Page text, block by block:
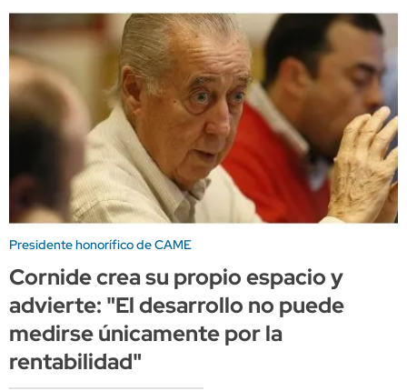
Presidente honorífico de CAME
Cornide crea su propio espacio y
advierte: "El desarrollo no puede
medirse únicamente por la
rentabilidad"